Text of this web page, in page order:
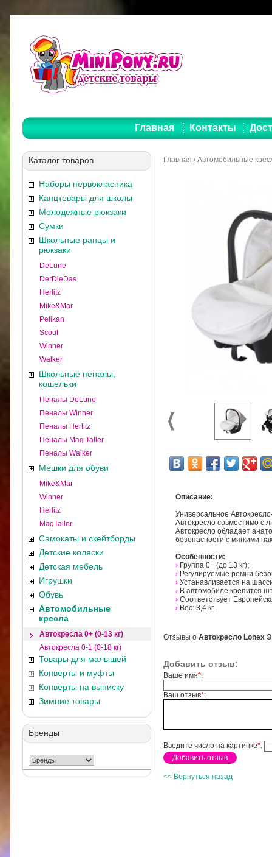
Главная Контакты
Каталог товаров
Наборы первокласника
Канцтовары для школы
Молодежные рюкзаки
Сумки
Школьные ранцы и
рюкзаки
DeLune
DerDieDas
Herlitz
Mike&Mar
Pelikan
Scout
Winner
Walker
Школьные пеналы,
кошельки
Пеналы DeLune
Пеналы Winner
Пеналы Herlitz
Пеналы Mag Taller
Пеналы Walker
Мешки для обуви
Mike&Mar
Winner
Herlitz
MagTaller
Самокаты и скейтборды
Детские коляски
Детская мебель
Игрушки
Обувь
Автомобильные
кресла
Автокресла 0+ (0-13 кг)
Автокресла 0-1 (0-18 кг)
Товары для малышей
Конверты и муфты
Конверты на выписку
Зимние товары
Бренды
Главная /Автомобильные
Описание:
Универсальное
Автокресло совместимо с
Автокресло обладает
безопасности с мягкими
Особенности:
› Группа 0+ (до 13 кг);
› Регулируемые ремни
› Устанавливается на
› В автомобиле крепится
› Соответствует
› Вес: 3,4 кг.
Отзывы о Автокресло Lonex
Добавить отзыв:
Ваше имя*:
Ваш отзыв*:
Введите число на картинке*:
<< Вернуться назад